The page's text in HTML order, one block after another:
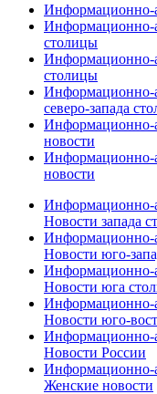
Информационно-
Информационно-
столицы
Информационно-
столицы
Информационно-
северо-запада
Информационно-
новости
Информационно-
новости
Информационно-
Новости запада
Информационно-
Новости юго-
Информационно-
Новости юга
Информационно-
Новости юго-
Информационно-
Новости России
Информационно-
Женские новости